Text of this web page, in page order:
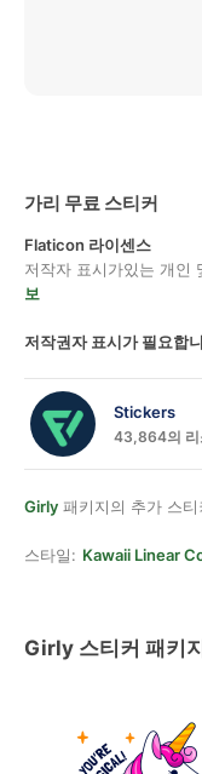
가리 무료 스티커
Flaticon 라이센스
저작자 표시가있는 개인
보
저작권자 표시가 필요합
Stickers
43,864의 리
Girly 패키지의 추가 스티
스타일: Kawaii Linear
Girly 스티커 패키